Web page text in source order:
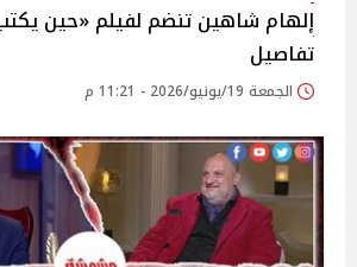
إلهام شاهين تنضم لفيلم «حين
تفاصيل
الجمعة 19/يونيو/2026 - 11:21 م